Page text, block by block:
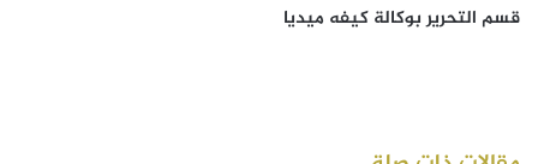
قسم التحرير بوكالة كيفه ميديا